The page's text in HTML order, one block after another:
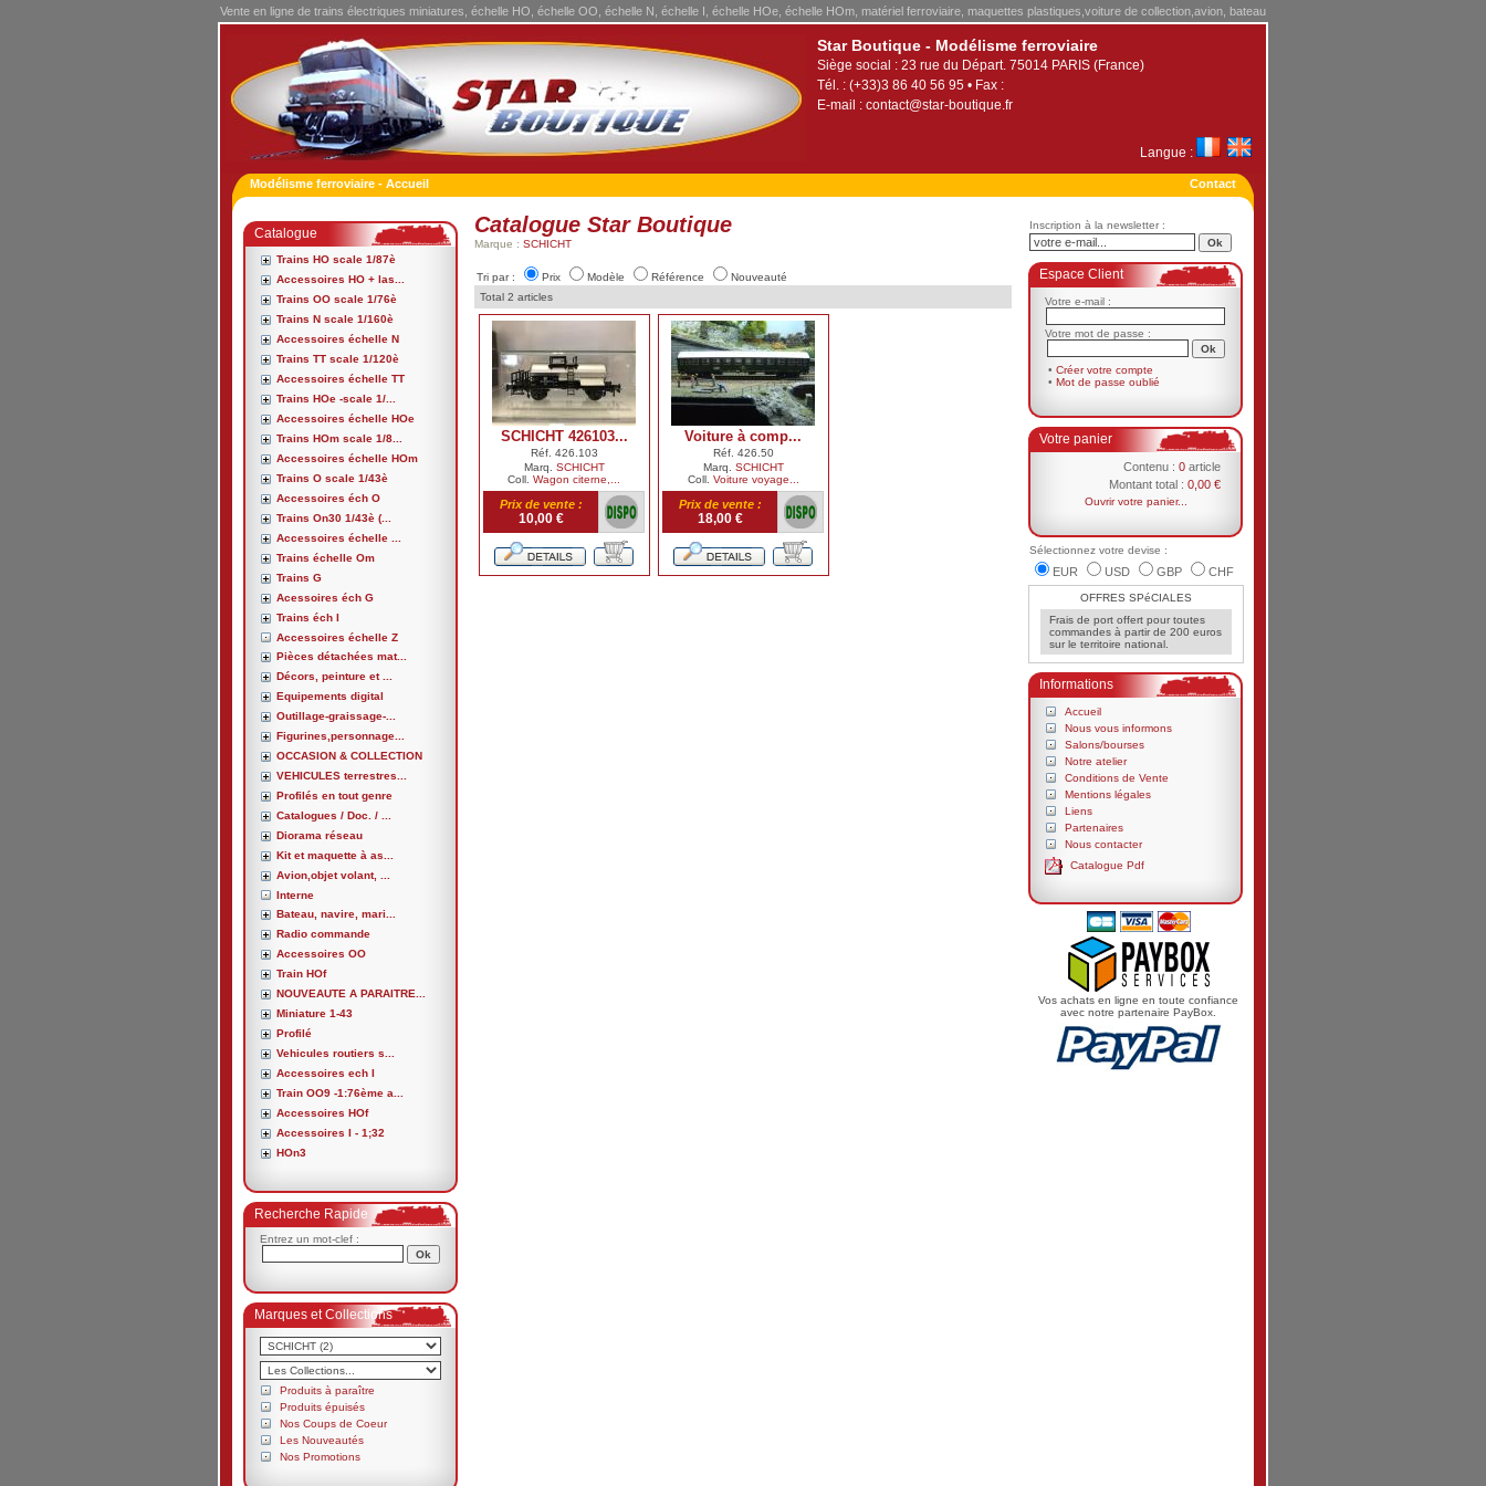
Vente en ligne de trains électriques miniatures, échelle HO, échelle OO, échelle N, échelle I, échelle HOe, échelle HOm, matériel ferroviaire, maquettes plastiques,voiture de collection,avion, bateau
Star Boutique - Modélisme ferroviaire
Siège social : 23 rue du Départ. 75014 PARIS (France)
Tél. : (+33)3 86 40 56 95 • Fax :
E-mail : contact@star-boutique.fr
Langue :
Modélisme ferroviaire - Accueil Contact
Catalogue
Trains HO scale 1/87è
Accessoires HO + las...
Trains OO scale 1/76è
Trains N scale 1/160è
Accessoires échelle N
Trains TT scale 1/120è
Accessoires échelle TT
Trains HOe -scale 1/...
Accessoires échelle HOe
Trains HOm scale 1/8...
Accessoires échelle HOm
Trains O scale 1/43è
Accessoires éch O
Trains On30 1/43è (...
Accessoires échelle ...
Trains échelle Om
Trains G
Acessoires éch G
Trains éch I
Accessoires échelle Z
Pièces détachées mat...
Décors, peinture et ...
Equipements digital
Outillage-graissage-...
Figurines,personnage...
OCCASION & COLLECTION
VEHICULES terrestres...
Profilés en tout genre
Catalogues / Doc. / ...
Diorama réseau
Kit et maquette à as...
Avion,objet volant, ...
Interne
Bateau, navire, mari...
Radio commande
Accessoires OO
Train HOf
NOUVEAUTE A PARAITRE...
Miniature 1-43
Profilé
Vehicules routiers s...
Accessoires ech I
Train OO9 -1:76ème a...
Accessoires HOf
Accessoires I - 1;32
HOn3
Recherche Rapide
Entrez un mot-clef :
Marques et Collections
Produits à paraître
Produits épuisés
Nos Coups de Coeur
Les Nouveautés
Nos Promotions
Catalogue Star Boutique
Marque : SCHICHT
Tri par : Prix Modèle Référence
Nouveauté
Total 2 articles
SCHICHT 426103...
Réf. 426.103
Marq. SCHICHT
Coll. Wagon citerne,...
Prix de vente :
10,00 €
Voiture à comp...
Réf. 426.50
Marq. SCHICHT
Coll. Voiture voyage...
Prix de vente :
18,00 €
Inscription à la newsletter :
Espace Client
Votre e-mail :
Votre mot de passe :
• Créer votre compte
• Mot de passe oublié
Votre panier
Contenu : 0 article
Montant total : 0,00 €
Ouvrir votre panier...
Sélectionnez votre devise :
EUR USD GBP CHF
OFFRES SPéCIALES
Frais de port offert pour toutes
commandes à partir de 200 euros
sur le territoire national.
Informations
Accueil
Nous vous informons
Salons/bourses
Notre atelier
Conditions de Vente
Mentions légales
Liens
Partenaires
Nous contacter
Catalogue Pdf
Vos achats en ligne en toute confiance
avec notre partenaire PayBox.